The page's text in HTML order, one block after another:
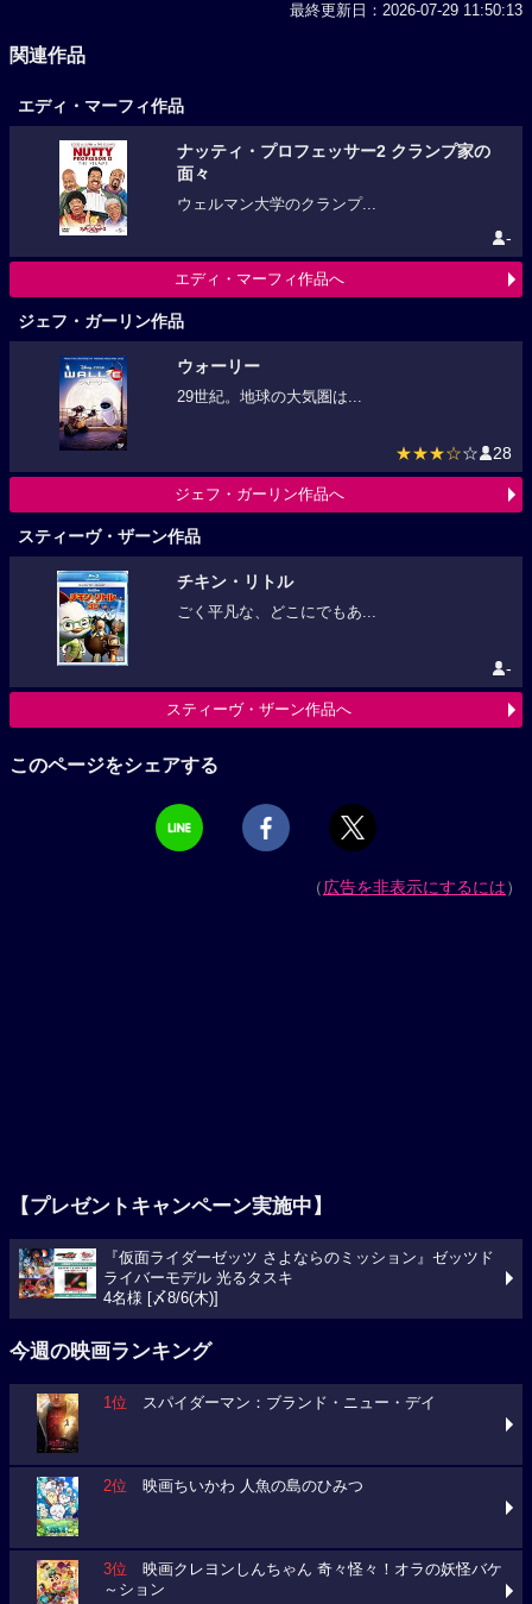
最終更新日：2026-07-29 11:50:13
関連作品
エディ・マーフィ作品
ナッティ・プロフェッサー2 クランプ家の
面々
ウェルマン大学のクランプ...
-
エディ・マーフィ作品へ
ジェフ・ガーリン作品
ウォーリー
29世紀。地球の大気圏は...
★★★☆☆ 28
ジェフ・ガーリン作品へ
スティーヴ・ザーン作品
チキン・リトル
ごく平凡な、どこにでもあ...
-
スティーヴ・ザーン作品へ
このページをシェアする
（広告を非表示にするには）
【プレゼントキャンペーン実施中】
『仮面ライダーゼッツ さよならのミッション』ゼッツド
ライバーモデル 光るタスキ
4名様 [〆8/6(木)]
今週の映画ランキング
1位 スパイダーマン：ブランド・ニュー・デイ
2位 映画ちいかわ 人魚の島のひみつ
3位 映画クレヨンしんちゃん 奇々怪々！オラの妖怪バケ
～ション